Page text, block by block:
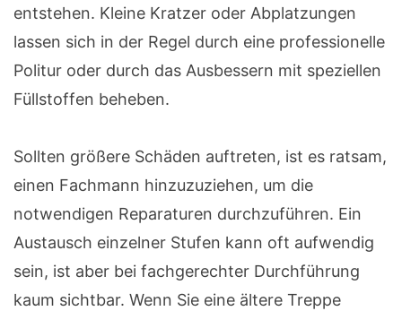
entstehen. Kleine Kratzer oder Abplatzungen
lassen sich in der Regel durch eine professionelle
Politur oder durch das Ausbessern mit speziellen
Füllstoffen beheben.
Sollten größere Schäden auftreten, ist es ratsam,
einen Fachmann hinzuzuziehen, um die
notwendigen Reparaturen durchzuführen. Ein
Austausch einzelner Stufen kann oft aufwendig
sein, ist aber bei fachgerechter Durchführung
kaum sichtbar. Wenn Sie eine ältere Treppe